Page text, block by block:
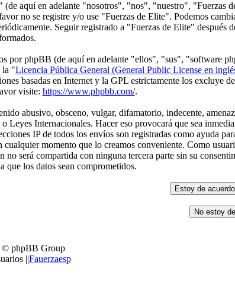
(de aquí en adelante "nosotros", "nos", "nuestro", "Fuerzas
no se registre y/o use "Fuerzas de Elite". Podemos
Seguir registrado a "Fuerzas de Elite" después
por phpBB (de aquí en adelante "ellos", "sus",
la "Licencia Pública General (General Public License en
basadas en Internet y la GPL estrictamente los excluye
visite: https://www.phpbb.com/.
abusivo, obsceno, vulgar, difamatorio, indecente,
Leyes Internacionales. Hacer eso provocará que sea
IP de todos los envíos son registradas como ayuda
cualquier momento que lo creamos conveniente. Como
no será compartida con ninguna tercera parte sin su
que los datos sean comprometidos.
© phpBB Group
||Fauerzaesp